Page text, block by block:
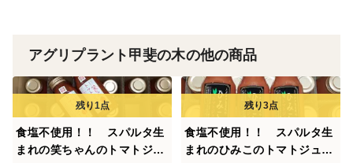
アグリプラント甲斐の木の他の商品
食塩不使用！！ スパルタ生
まれの笑ちゃんのトマトジュ
食塩不使用！！ スパルタ生
まれのひみこのトマトジュー